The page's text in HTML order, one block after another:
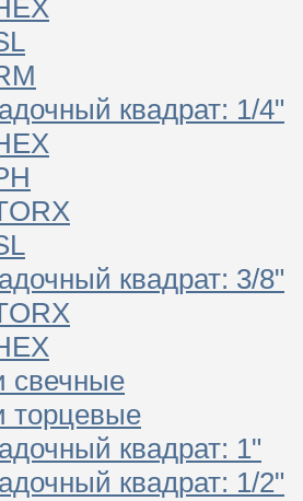
квадрат: 1/4"
квадрат: 3/8"
свечные
торцевые
квадрат: 1"
квадрат: 1/2"